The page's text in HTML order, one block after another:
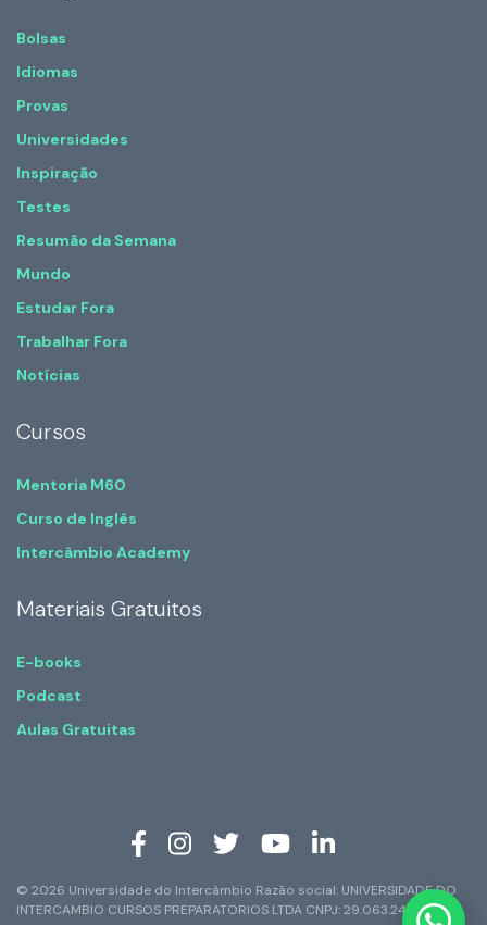
Bolsas
Idiomas
Provas
Universidades
Inspiração
Testes
Resumão da Semana
Mundo
Estudar Fora
Trabalhar Fora
Notícias
Cursos
Mentoria M60
Curso de Inglês
Intercâmbio Academy
Materiais Gratuitos
E-books
Podcast
Aulas Gratuitas
© 2026 Universidade do Intercâmbio Razão social: UNIVERSIDADE DO
INTERCAMBIO CURSOS PREPARATORIOS LTDA CNPJ: 29.063.247/0001-